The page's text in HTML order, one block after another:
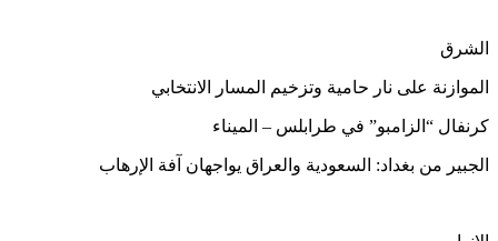
الشرق
الموازنة على نار حامية وتزخيم المسار الانتخابي
كرنفال “الزامبو” في طرابلس – الميناء
الجبير من بغداد: السعودية والعراق يواجهان آفة الإرهاب